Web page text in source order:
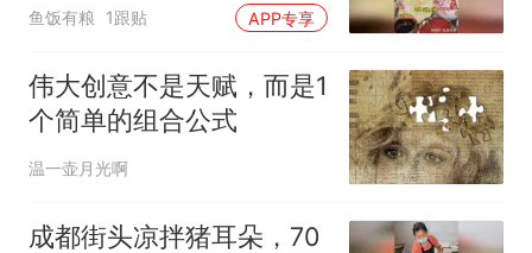
那个在床头放菜刀的女孩，
人生
鱼饭有粮 1跟贴 APP专享
伟大创意不是天赋，而是1
个简单的组合公式
温一壶月光啊
成都街头凉拌猪耳朵，70